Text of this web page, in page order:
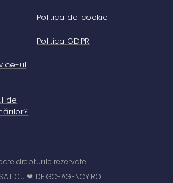
ul
de
Politica de cookie
Politica GDPR
drepturile rezervate.
CU ❤ DE GC-AGENCY.RO